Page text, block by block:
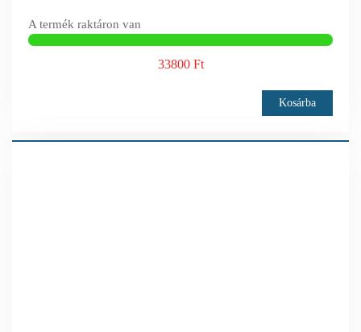
A termék raktáron van
33800 Ft
Kosárba